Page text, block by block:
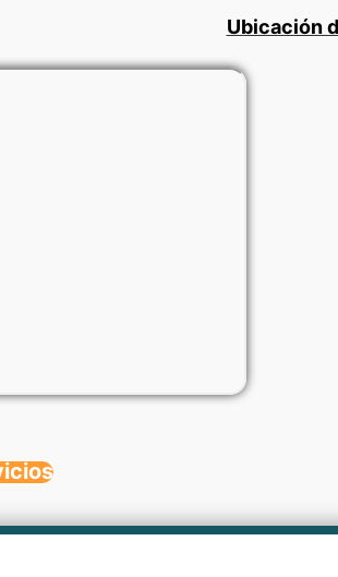
Ubicación